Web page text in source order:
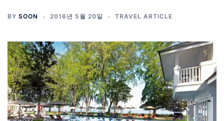
BY SOON 2016년 5월 20일 TRAVEL ARTICLE